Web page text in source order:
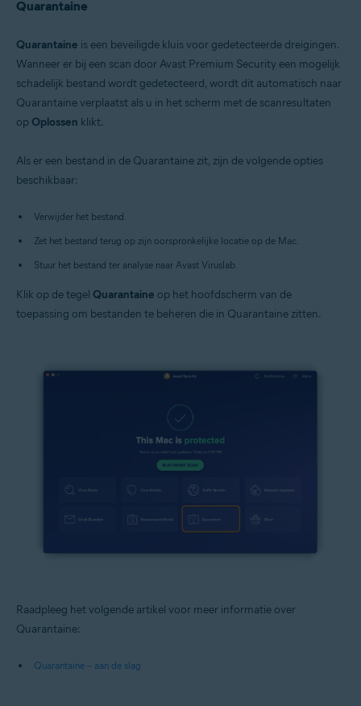
Quarantaine
Quarantaine is een beveiligde kluis voor gedetecteerde dreigingen.
Wanneer er bij een scan door Avast Premium Security een mogelijk
schadelijk bestand wordt gedetecteerd, wordt dit automatisch naar
Quarantaine verplaatst als u in het scherm met de scanresultaten
op Oplossen klikt.
Als er een bestand in de Quarantaine zit, zijn de volgende opties
beschikbaar:
Verwijder het bestand.
Zet het bestand terug op zijn oorspronkelijke locatie op de Mac.
Stuur het bestand ter analyse naar Avast Viruslab.
Klik op de tegel Quarantaine op het hoofdscherm van de
toepassing om bestanden te beheren die in Quarantaine zitten.
Raadpleeg het volgende artikel voor meer informatie over
Quarantaine:
Quarantaine – aan de slag